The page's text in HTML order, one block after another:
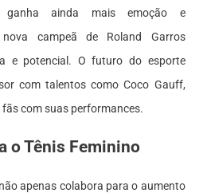
ainda mais emoção e
campeã de Roland Garros
e potencial. O futuro do esporte
com talentos como Coco Gauff,
com suas performances.
o Tênis Feminino
apenas colabora para o aumento